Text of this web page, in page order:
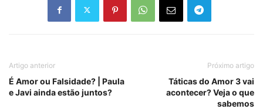
Artigo anterior
É Amor ou Falsidade? | Paula
e Javi ainda estão juntos?
Próximo artigo
Táticas do Amor 3 vai
acontecer? Veja o que
sabemos